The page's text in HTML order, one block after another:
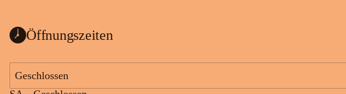
Öffnungszeiten
Geschlossen